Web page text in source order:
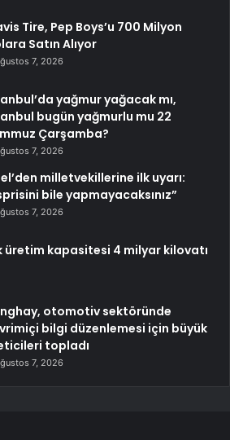
Tire, Pep Boys’u 700 Milyon
Satın Alıyor
7, 2026
yağmur yağacak mı,
bugün yağmurlu mu 22
Çarşamba?
7, 2026
milletvekillerine ilk uyarı:
bile yapmayacaksınız”
7, 2026
üretim kapasitesi 4 milyar kilovatı
otomotiv sektöründe
bilgi düzenlemesi için büyük
topladı
7, 2026